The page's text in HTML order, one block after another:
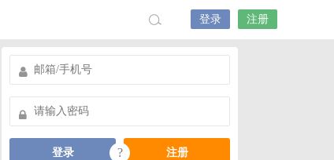
登录 注册
登录 ? 注册